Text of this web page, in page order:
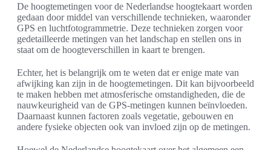
De hoogtemetingen voor de Nederlandse hoogtekaart worden
gedaan door middel van verschillende technieken, waaronder
GPS en luchtfotogrammetrie. Deze technieken zorgen voor
gedetailleerde metingen van het landschap en stellen ons in
staat om de hoogteverschillen in kaart te brengen.
Echter, het is belangrijk om te weten dat er enige mate van
afwijking kan zijn in de hoogtemetingen. Dit kan bijvoorbeeld
te maken hebben met atmosferische omstandigheden, die de
nauwkeurigheid van de GPS-metingen kunnen beïnvloeden.
Daarnaast kunnen factoren zoals vegetatie, gebouwen en
andere fysieke objecten ook van invloed zijn op de metingen.